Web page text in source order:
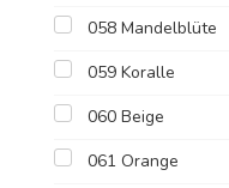
058 Mandelblüte
059 Koralle
060 Beige
061 Orange